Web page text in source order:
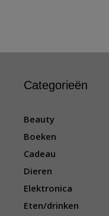
Categorieën
Beauty
Boeken
Cadeau
Dieren
Elektronica
Eten/drinken